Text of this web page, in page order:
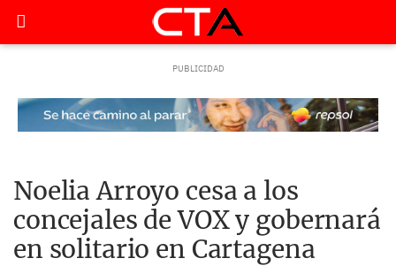
Noelia Arroyo cesa a los
concejales de VOX y gobernará
en solitario en Cartagena